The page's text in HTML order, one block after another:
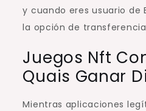
y cuando eres usuario de
la opción de
Juegos Nft
Quais Ganar
Mientras aplicaciones